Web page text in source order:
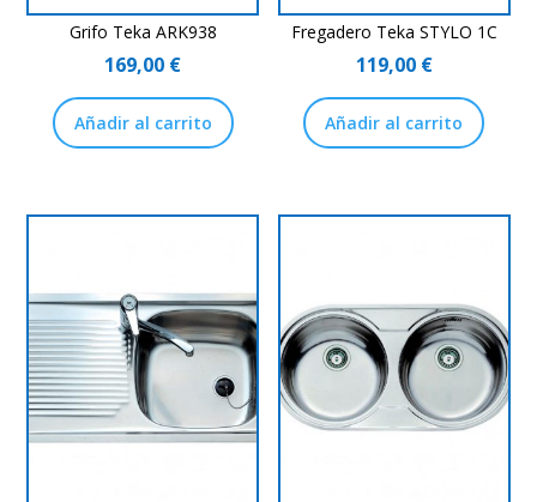
Grifo Teka ARK938
169,00 €
Añadir al carrito
Fregadero Teka STYLO 1C
119,00 €
Añadir al carrito